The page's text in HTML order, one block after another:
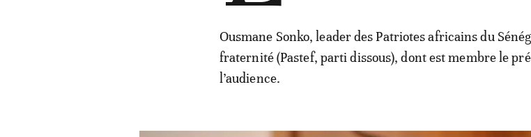
Ousmane Sonko, leader des Patriotes africains du
fraternité (Pastef, parti dissous), dont est membre le
l’audience.